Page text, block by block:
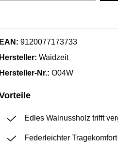
EAN:9120077173733
Hersteller:Waidzeit
Hersteller-Nr.:O04W
Edles Walnussholz trifft
Federleichter